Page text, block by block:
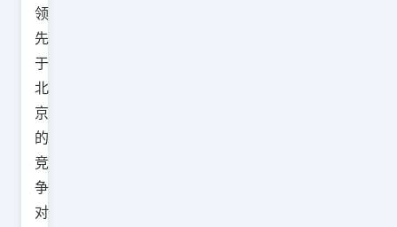
领
先
于
北
京
的
竞
争
对